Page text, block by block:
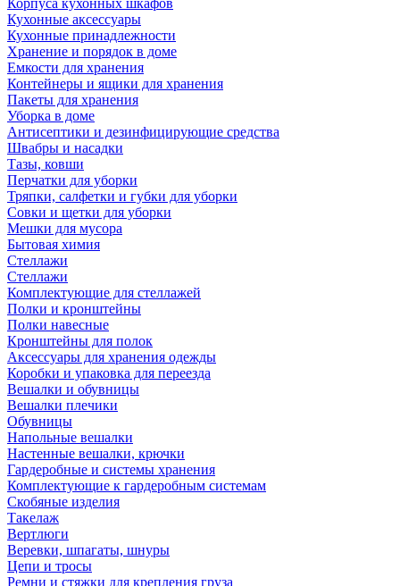
Корпуса кухонных шкафов
Кухонные аксессуары
Кухонные принадлежности
Хранение и порядок в доме
Емкости для хранения
Контейнеры и ящики для хранения
Пакеты для хранения
Уборка в доме
Антисептики и дезинфицирующие средства
Швабры и насадки
Тазы, ковши
Перчатки для уборки
Тряпки, салфетки и губки для уборки
Совки и щетки для уборки
Мешки для мусора
Бытовая химия
Стеллажи
Стеллажи
Комплектующие для стеллажей
Полки и кронштейны
Полки навесные
Кронштейны для полок
Аксессуары для хранения одежды
Коробки и упаковка для переезда
Вешалки и обувницы
Вешалки плечики
Обувницы
Напольные вешалки
Настенные вешалки, крючки
Гардеробные и системы хранения
Комплектующие к гардеробным системам
Скобяные изделия
Такелаж
Вертлюги
Веревки, шпагаты, шнуры
Цепи и тросы
Ремни и стяжки для крепления груза